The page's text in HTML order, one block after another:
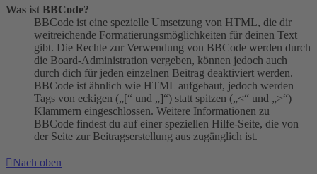
Was ist BBCode?
BBCode ist eine spezielle Umsetzung von HTML, die dir
weitreichende Formatierungsmöglichkeiten für deinen Text
gibt. Die Rechte zur Verwendung von BBCode werden durch
die Board-Administration vergeben, können jedoch auch
durch dich für jeden einzelnen Beitrag deaktiviert werden.
BBCode ist ähnlich wie HTML aufgebaut, jedoch werden
Tags von eckigen („[“ und „]“) statt spitzen („<“ und „>“)
Klammern eingeschlossen. Weitere Informationen zu
BBCode findest du auf einer speziellen Hilfe-Seite, die von
der Seite zur Beitragserstellung aus zugänglich ist.
Nach oben